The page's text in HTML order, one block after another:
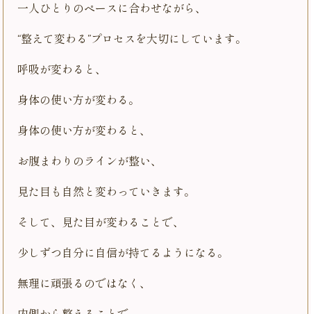
一人ひとりのペースに合わせながら、
“整えて変わる”プロセスを大切にしています。
呼吸が変わると、
身体の使い方が変わる。
身体の使い方が変わると、
お腹まわりのラインが整い、
見た目も自然と変わっていきます。
そして、見た目が変わることで、
少しずつ自分に自信が持てるようになる。
無理に頑張るのではなく、